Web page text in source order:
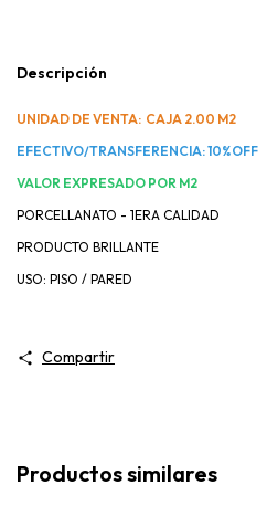
Descripción
UNIDAD DE VENTA: CAJA 2.00 M2
EFECTIVO/TRANSFERENCIA: 10%OFF
VALOR EXPRESADO POR M2
PORCELLANATO - 1ERA CALIDAD
PRODUCTO BRILLANTE
USO: PISO / PARED
Compartir
Productos similares